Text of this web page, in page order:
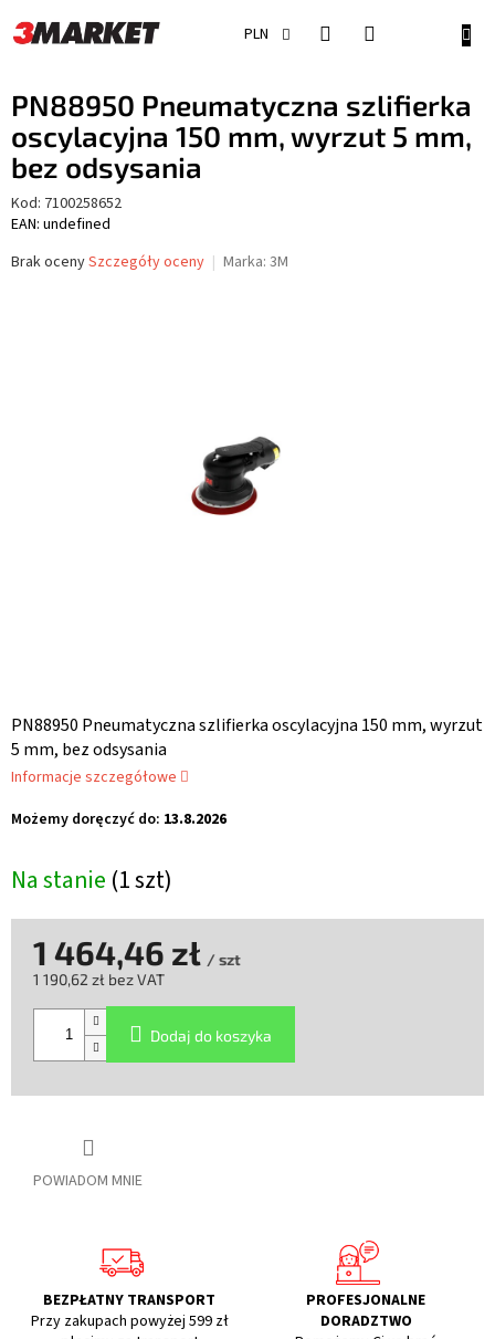
do
treści
PLN
PN88950 Pneumatyczna szlifierka
oscylacyjna 150 mm, wyrzut 5 mm,
bez odsysania
Kod: 7100258652
EAN: undefined
Średnia
Brak ocenySzczegóły oceny Marka: 3M
Na stanie (1 szt)
Możemy doręczyć do: 13.8.2026
PN88950 Pneumatyczna szlifierka oscylacyjna 150 mm, wyrzut
5 mm, bez odsysania
Informacje szczegółowe
POWIADOM MNIE
1 464,46 zł / szt
1 190,62 zł bez VAT
jednostkowa:
Dodaj do koszyka
BEZPŁATNY TRANSPORT
Przy zakupach powyżej 599 zł
PROFESJONALNE
DORADZTWO